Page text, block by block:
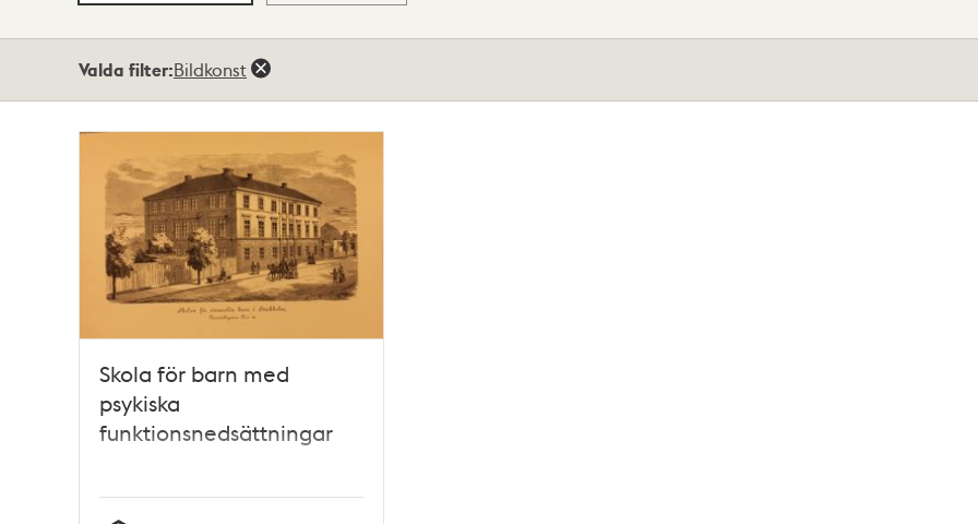
Valda filter:Bildkonst
Skola för barn med
psykiska
funktionsnedsättningar